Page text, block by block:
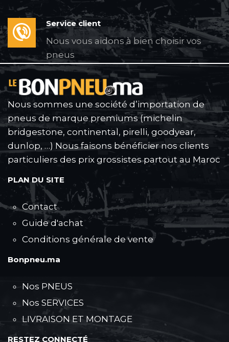
Service client
Nous vous aidons à bien choisir vos
pneus
Nous sommes une société d’importation de
pneus de marque premiums (michelin
bridgestone, continental, pirelli, goodyear,
dunlop, …) Nous faisons bénéficier nos clients
particuliers des prix grossistes partout au Maroc
PLAN DU SITE
Contact
Guide d'achat
Conditions générale de vente
Bonpneu.ma
Nos PNEUS
Nos SERVICES
LIVRAISON ET MONTAGE
RESTEZ CONNECTÉ